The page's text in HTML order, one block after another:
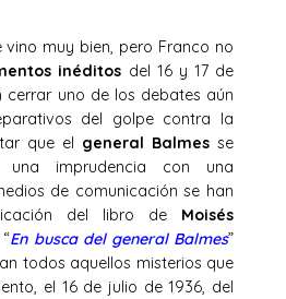
muy bien, pero Franco no
inéditos del 16 y 17 de
cerrar uno de los debates aún
del golpe contra la
que el general Balmes se
imprudencia con una
de comunicación se han
del libro de Moisés
En busca del general Balmes”
todos aquellos misterios que
el 16 de julio de 1936, del